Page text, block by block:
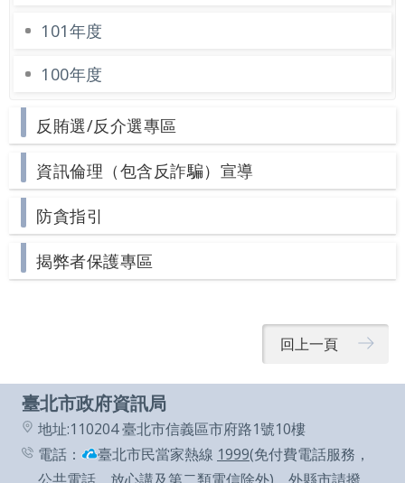
網
覽
English
陳
情
系
統
答
台
北
101年度
100年度
反賄選/反介選專區
資訊倫理（包含反詐騙）宣導
防貪指引
揭弊者保護專區
回上一頁
臺北市政府資訊局
地址:110204 臺北市信義區市府路1號10樓
電話：
臺北市民當家熱線 1999(免付費電話服務，